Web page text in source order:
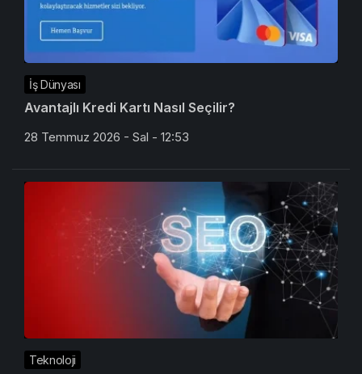
İş Dünyası
Avantajlı Kredi Kartı Nasıl Seçilir?
28 Temmuz 2026 - Sal - 12:53
Teknoloji